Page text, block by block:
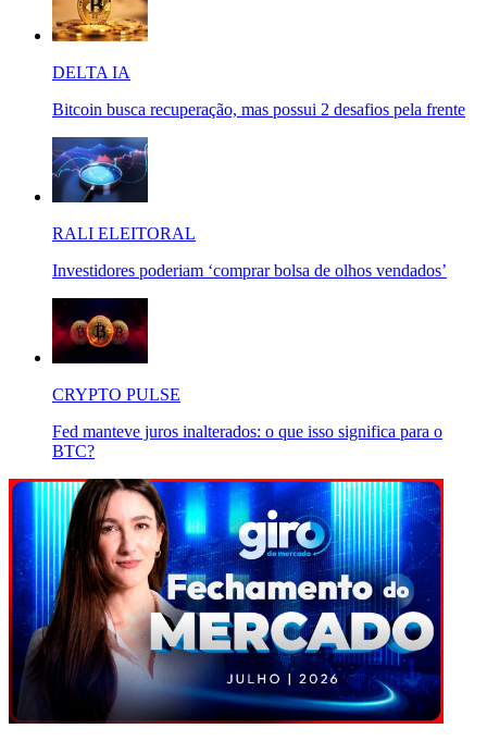
DELTA IA
Bitcoin busca recuperação, mas possui 2 desafios pela frente
RALI ELEITORAL
Investidores poderiam ‘comprar bolsa de olhos vendados’
CRYPTO PULSE
Fed manteve juros inalterados: o que isso significa para o
BTC?